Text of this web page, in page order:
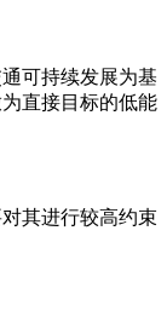
可持续发展为基
直接目标的低能
其进行较高约束